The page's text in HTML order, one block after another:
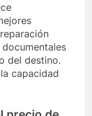
del destino.
capacidad